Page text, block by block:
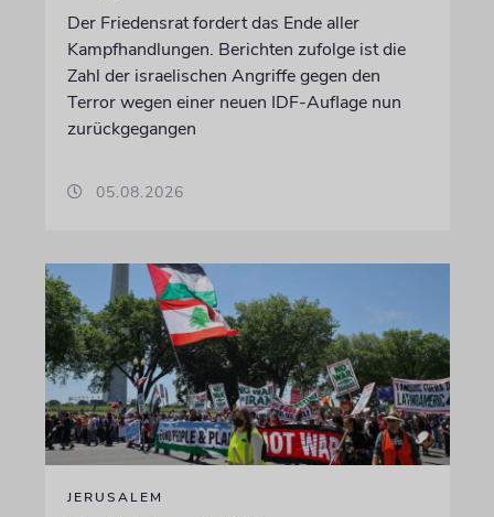
Der Friedensrat fordert das Ende aller
Kampfhandlungen. Berichten zufolge ist die
Zahl der israelischen Angriffe gegen den
Terror wegen einer neuen IDF-Auflage nun
zurückgegangen
05.08.2026
JERUSALEM